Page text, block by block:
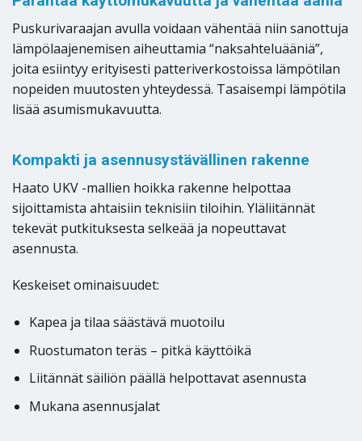
Puskurivaraajan avulla voidaan vähentää niin sanottuja
lämpölaajenemisen aiheuttamia “naksahteluääniä”,
joita esiintyy erityisesti patteriverkostoissa lämpötilan
nopeiden muutosten yhteydessä. Tasaisempi lämpötila
lisää asumismukavuutta.
Kompakti ja asennusystävällinen rakenne
Haato UKV -mallien hoikka rakenne helpottaa
sijoittamista ahtaisiin teknisiin tiloihin. Yläliitännät
tekevät putkituksesta selkeää ja nopeuttavat
asennusta.
Keskeiset ominaisuudet:
Kapea ja tilaa säästävä muotoilu
Ruostumaton teräs – pitkä käyttöikä
Liitännät säiliön päällä helpottavat asennusta
Mukana asennusjalat